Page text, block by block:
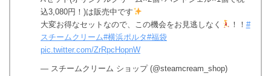
込3,080円！)は販売中です
大変お得なセットなので、この機会をお見逃しなく
！！ #
スチームクリーム#横浜ポルタ#福袋
pic.twitter.com/ZrRpcHopnW
— スチームクリーム ショップ (@steamcream_shop)